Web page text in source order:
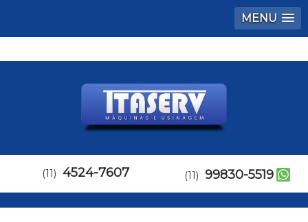
MENU
(11) 4524-7607 (11) 99830-5519